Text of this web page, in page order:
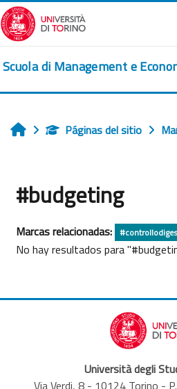
Salta al contenido principal
Scuola di Management e
InicioPáginas del sitio
#budgeting
Marcas relacionadas:
No hay resultados para
Università degli
Via Verdi, 8 - 10124 Torino -